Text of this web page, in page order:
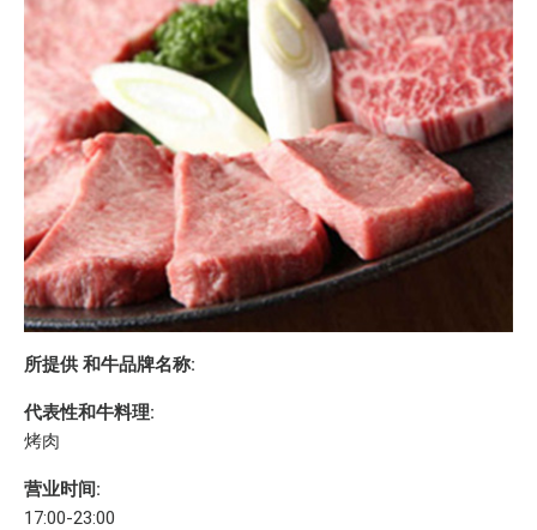
所提供 和牛品牌名称:
代表性和牛料理:
烤肉
营业时间:
17:00-23:00